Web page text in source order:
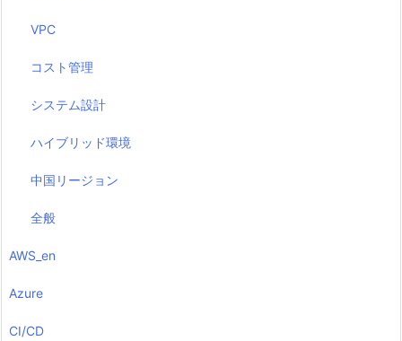
VPC
コスト管理
システム設計
ハイブリッド環境
中国リージョン
全般
AWS_en
Azure
CI/CD